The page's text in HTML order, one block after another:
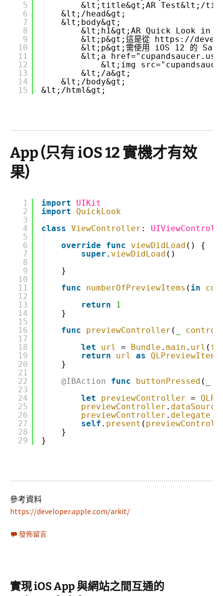
5
6
7
8
9
10
11
12
13
14
15
&lt;title&gt;AR Test&lt;/
&lt;/head&gt;
&lt;body&gt;
&lt;h1&gt;AR Quick Look in
&lt;p&gt;這是從 https://
&lt;p&gt;需使用 iOS 12 的
&lt;a
&lt;img
&lt;/a&gt;
&lt;/body&gt;
&lt;/html&gt;
App (只有 iOS 12 實機才有效
果)
1
2
3
4
5
6
7
8
9
10
11
12
13
14
15
16
17
18
19
20
21
22
23
24
25
26
27
28
29
import
UIKit
import
QuickLook
class ViewController :
override
func viewDidLoad () {
super . viewDidLoad ()
}
func
numberOfPreviewItems ( in
return
1
}
func
previewController (
let
url = Bundle . main . url (
return
url as
QLPreviewItem
}
@IBAction
func buttonPressed (
let
previewController =
previewController . dataSource
previewController . delegate
self . present (
}
}
參考資料
https://developer.apple.com/arkit/
發佈留言
實現 iOS App 與網站之間互通的